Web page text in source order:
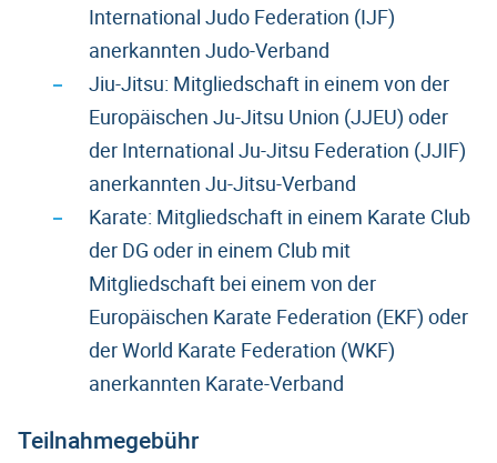
International Judo Federation (IJF)
anerkannten Judo-Verband
Jiu-Jitsu: Mitgliedschaft in einem von der
Europäischen Ju-Jitsu Union (JJEU) oder
der International Ju-Jitsu Federation (JJIF)
anerkannten Ju-Jitsu-Verband
Karate: Mitgliedschaft in einem Karate Club
der DG oder in einem Club mit
Mitgliedschaft bei einem von der
Europäischen Karate Federation (EKF) oder
der World Karate Federation (WKF)
anerkannten Karate-Verband
Teilnahmegebühr